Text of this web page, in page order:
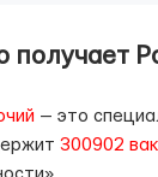
получает
— это
300902